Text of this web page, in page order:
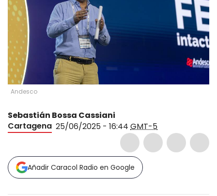
Andesco
Sebastián Bossa Cassiani
Cartagena 25/06/2025 - 16:44 GMT-5
Añadir Caracol Radio en Google